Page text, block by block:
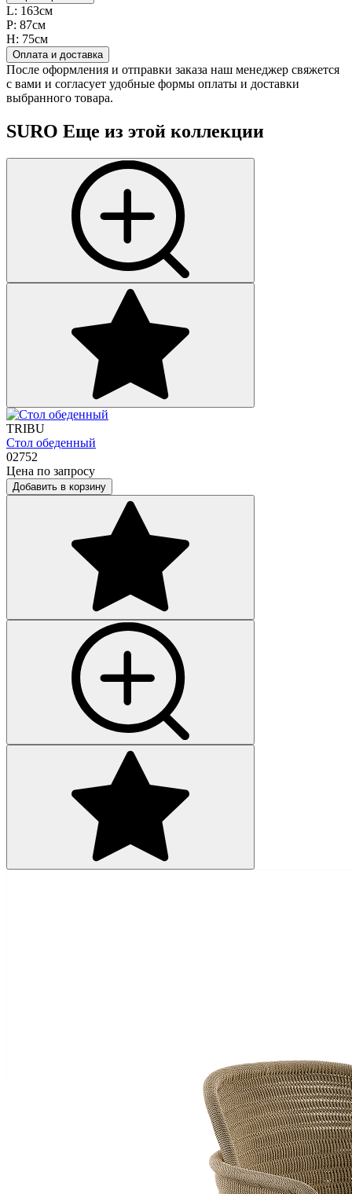
L: 163см
P: 87см
H: 75cм
Оплата и доставка
После оформления и отправки заказа наш менеджер свяжется
с вами и согласует удобные формы оплаты и доставки
выбранного товара.
SURO Еще из этой коллекции
TRIBU
Стол обеденный
02752
Цена по запросу
Добавить в корзину